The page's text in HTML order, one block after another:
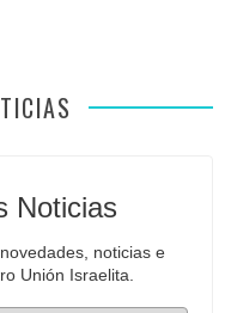
Noticias
noticias e
Unión Israelita.